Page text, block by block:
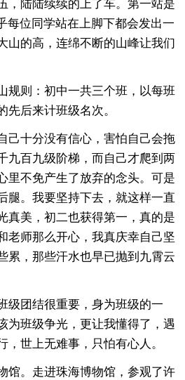
，陆陆续续的上了车。第一站是
每位同学站在上脚下都会发出一
山的高，连绵不断的山峰让我们
规则：初中一共三个班，以每班
先后来计班级名次。
己十分没有信心，害怕自己会拖
九百九级阶梯，而自己才爬到两
里不免产生了放弃的念头。可是
腿。我要坚持下去，就这样一直
真美，初二也获得第一，真的是
老师那么开心，我真庆幸自己坚
累，那些汗水也早已抛到九霄云
级团结很重要，身为班级的一
为班级争光，更让我懂得了，遇
，世上无难事，只怕有心人。
。走进珠海博物馆，参观了许